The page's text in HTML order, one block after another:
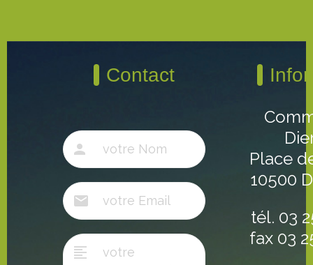
Contact
Place
10500
tél. 03
fax 03